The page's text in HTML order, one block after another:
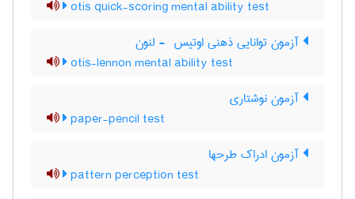
otis quick-scoring mental ability test
آزمون توانایی ذهنی اوتیس ‎ - لنون
otis-lennon mental ability test
آزمون نوشتاری
paper-pencil test
آزمون ادراک طرحها
pattern perception test